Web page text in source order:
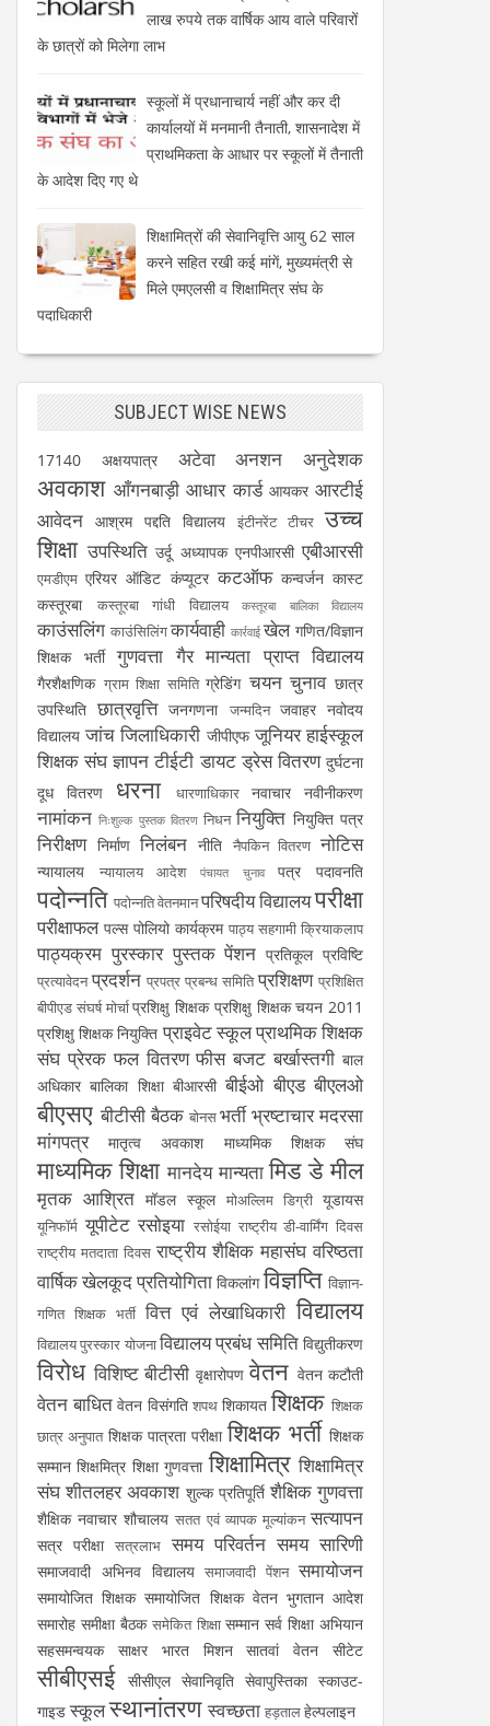
लाख रुपये तक वार्षिक आय वाले परिवारों
के छात्रों को मिलेगा लाभ
स्कूलों में प्रधानाचार्य नहीं और कर दी
कार्यालयों में मनमानी तैनाती, शासनादेश में
प्राथमिकता के आधार पर स्कूलों में तैनाती
के आदेश दिए गए थे
शिक्षामित्रों की सेवानिवृत्ति आयु 62 साल
करने सहित रखी कई मांगें, मुख्यमंत्री से
मिले एमएलसी व शिक्षामित्र संघ के
पदाधिकारी
SUBJECT WISE NEWS
17140 अक्षयपात्र अटेवा अनशन अनुदेशक
अवकाश आँगनबाड़ी आधार कार्ड आयकर आरटीई
आवेदन आश्रम पद्दति विद्यालय इंटीनरेंट टीचर उच्च
शिक्षा उपस्थिति उर्दू अध्यापक एनपीआरसी एबीआरसी
एमडीएम एरियर ऑडिट कंप्यूटर कटऑफ कन्वर्जन कास्ट
कस्तूरबा
कस्तूरबा गांधी विद्यालय कस्तूरबा बालिका विद्यालय
काउंसलिंग काउंसिलिंग कार्यवाही कार्रवाई खेल गणित/विज्ञान
शिक्षक भर्ती
गुणवत्ता गैर मान्यता प्राप्त विद्यालय
गैरशैक्षणिक ग्राम शिक्षा समिति ग्रेडिंग चयन चुनाव छात्र
उपस्थिति छात्रवृत्ति जनगणना जन्मदिन जवाहर नवोदय
विद्यालय जांच जिलाधिकारी जीपीएफ जूनियर हाईस्कूल
शिक्षक संघ ज्ञापन टीईटी डायट ड्रेस वितरण दुर्घटना
दूध वितरण
धरना धारणाधिकार नवाचार नवीनीकरण
नामांकन निःशुल्क पुस्तक वितरण निधन नियुक्ति नियुक्ति पत्र
निरीक्षण निर्माण निलंबन नीति नैपकिन वितरण नोटिस
न्यायालय न्यायालय आदेश पंचायत चुनाव पत्र पदावनति
पदोन्नति पदोन्नति वेतनमानपरिषदीय विद्यालयपरीक्षा
परीक्षाफल पल्स पोलियो कार्यक्रम पाठ्य सहगामी क्रियाकलाप
पाठ्यक्रम पुरस्कार पुस्तक पेंशन प्रतिकूल प्रविष्टि
प्रत्यावेदन प्रदर्शन प्रपत्र प्रबन्ध समिति प्रशिक्षण प्रशिक्षित
बीपीएड संघर्ष मोर्चा प्रशिक्षु शिक्षक प्रशिक्षु शिक्षक चयन 2011
प्रशिक्षु शिक्षक नियुक्ति प्राइवेट स्कूलप्राथमिक शिक्षक
संघ प्रेरक फल वितरण फीस बजट बर्खास्तगी बाल
अधिकार बालिका शिक्षा बीआरसी बीईओ बीएड बीएलओ
बीएसए बीटीसी बैठक बोनस भर्ती भ्रष्टाचार मदरसा
मांगपत्र
मातृत्व अवकाश माध्यमिक शिक्षक संघ
माध्यमिक शिक्षा मानदेय मान्यता मिड डे मील
मृतक आश्रित मॉडल स्कूल मोअल्लिम डिग्री यूडायस
यूनिफॉर्म यूपीटेट रसोइया रसोईया राष्ट्रीय डी-वार्मिंग दिवस
राष्ट्रीय मतदाता दिवस राष्ट्रीय शैक्षिक महासंघ वरिष्ठता
वार्षिक खेलकूद प्रतियोगिता विकलांग विज्ञप्ति विज्ञान-
गणित शिक्षक भर्ती वित्त एवं लेखाधिकारी विद्यालय
विद्यालय पुरस्कार योजनाविद्यालय प्रबंध समिति विद्युतीकरण
विरोध विशिष्ट बीटीसी वृक्षारोपण वेतन वेतन कटौती
वेतन बाधित वेतन विसंगति शपथ शिकायत शिक्षक शिक्षक
छात्र अनुपात शिक्षक पात्रता परीक्षा शिक्षक भर्ती शिक्षक
सम्मान शिक्षमित्र शिक्षा गुणवत्ता शिक्षामित्र शिक्षामित्र
संघ शीतलहर अवकाश शुल्क प्रतिपूर्ति शैक्षिक गुणवत्ता
शैक्षिक नवाचार शौचालय सतत एवं व्यापक मूल्यांकन सत्यापन
सत्र परीक्षा सत्रलाभ समय परिवर्तन समय सारिणी
समाजवादी अभिनव विद्यालय समाजवादी पेंशन समायोजन
समायोजित शिक्षक समायोजित शिक्षक वेतन भुगतान आदेश
समारोह समीक्षा बैठक समेकित शिक्षा सम्मान सर्व शिक्षा अभियान
सहसमन्वयक
साक्षर भारत मिशन सातवां वेतन सीटेट
सीबीएसई सीसीएल सेवानिवृति सेवापुस्तिका स्काउट-
गाइड स्कूलस्थानांतरण स्वच्छता हड़तालहेल्पलाइन